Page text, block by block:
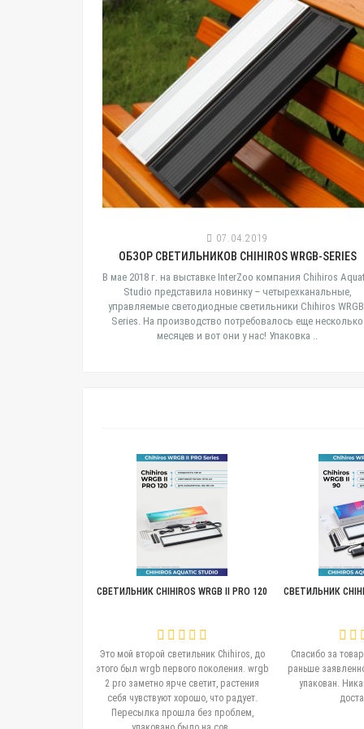
07.04.2019
ОБЗОР СВЕТИЛЬНИКОВ CHIHIROS WRGB-SERIES
В мае 2018 г. на выставке InterZoo компания Chihiros
Studio представила новинку – четырехканальные,
управляемые светодиодные светильники Chihiros
Series. На производство потребовалось еще несколько
месяцев и вот они у нас! Упаковка ..
СВЕТИЛЬНИК CHIHIROS WRGB II PRO 120
Это мой второй светильник Chihiros, до
этого был wrgb первого поколения. wrgb
2 pro заметно ярче светит, растения
себя чувствуют хорошо, что радует.
Пересылка прошла без проблем,
СВЕТИЛЬНИК
Спасибо за
раньше
упакован.